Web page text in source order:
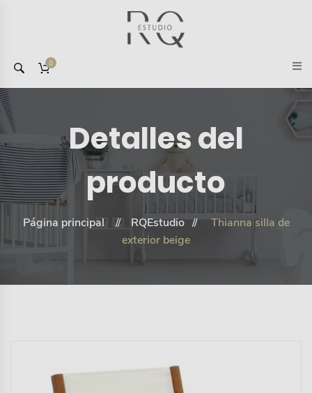
0
Detalles del
producto
Página principal RQEstudio
Thianna silla de
exterior beige